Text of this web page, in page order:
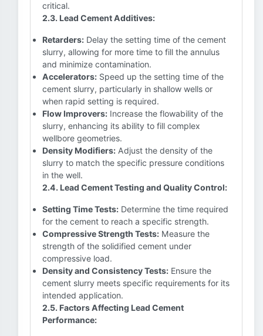
critical.
2.3. Lead Cement Additives:
Retarders: Delay the setting time of the cement
slurry, allowing for more time to fill the annulus
and minimize contamination.
Accelerators: Speed up the setting time of the
cement slurry, particularly in shallow wells or
when rapid setting is required.
Flow Improvers: Increase the flowability of the
slurry, enhancing its ability to fill complex
wellbore geometries.
Density Modifiers: Adjust the density of the
slurry to match the specific pressure conditions
in the well.
2.4. Lead Cement Testing and Quality Control:
Setting Time Tests: Determine the time required
for the cement to reach a specific strength.
Compressive Strength Tests: Measure the
strength of the solidified cement under
compressive load.
Density and Consistency Tests: Ensure the
cement slurry meets specific requirements for its
intended application.
2.5. Factors Affecting Lead Cement
Performance: